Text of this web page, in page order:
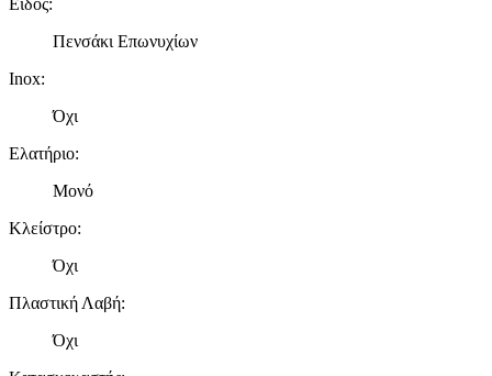
Πενσάκι Επωνυχίων
Inox:
Όχι
Ελατήριο:
Μονό
Κλείστρο:
Όχι
Πλαστική Λαβή:
Όχι